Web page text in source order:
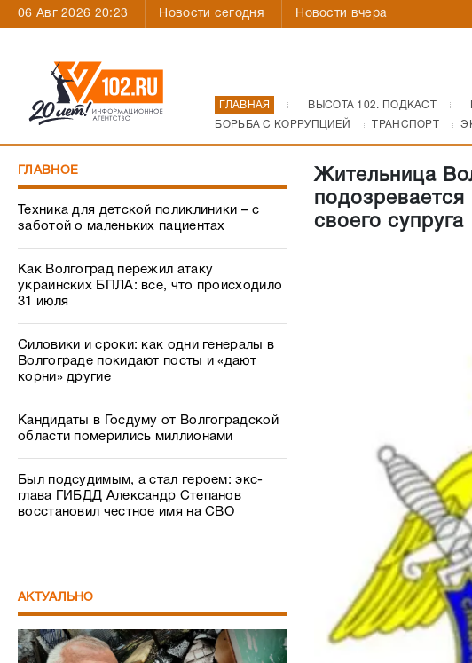
06 Авг 2026 20:23 Новости сегодня Новости вчера
ГЛАВНАЯ ВЫСОТА 102. ПОДКАСТ
БОРЬБА С КОРРУПЦИЕЙ
ТРАНСПОРТ
ГЛАВНОЕ
Техника для детской поликлиники – с
заботой о маленьких пациентах
Как Волгоград пережил атаку
украинских БПЛА: все, что происходило
31 июля
Силовики и сроки: как одни генералы в
Волгограде покидают посты и «дают
корни» другие
Кандидаты в Госдуму от Волгоградской
области померились миллионами
Был подсудимым, а стал героем: экс-
глава ГИБДД Александр Степанов
восстановил честное имя на СВО
АКТУАЛЬНО
Жительница
подозревается
своего супруга